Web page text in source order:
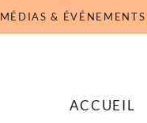
MÉDIAS & ÉVÉNEMENTS
ACCUEIL